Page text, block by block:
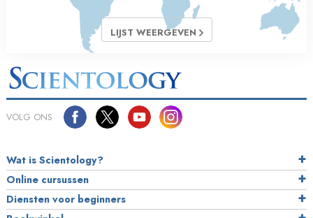
LIJST WEERGEVEN
VOLG ONS
Wat is Scientology?
Online cursussen
Diensten voor beginners